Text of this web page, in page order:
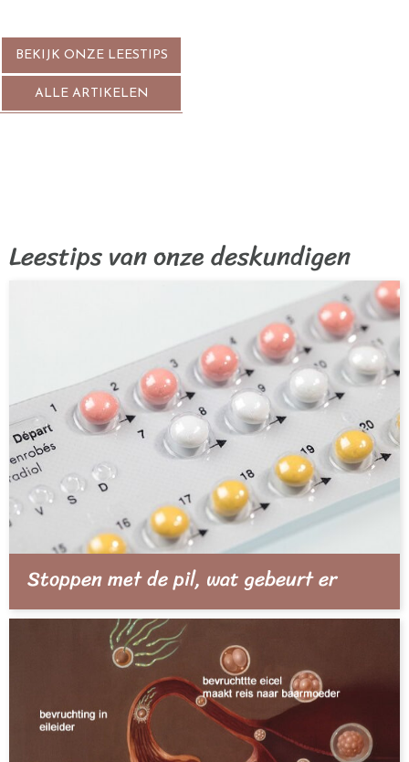
BEKIJK ONZE LEESTIPS
ALLE ARTIKELEN
Leestips van onze deskundigen
Stoppen met de pil, wat gebeurt er